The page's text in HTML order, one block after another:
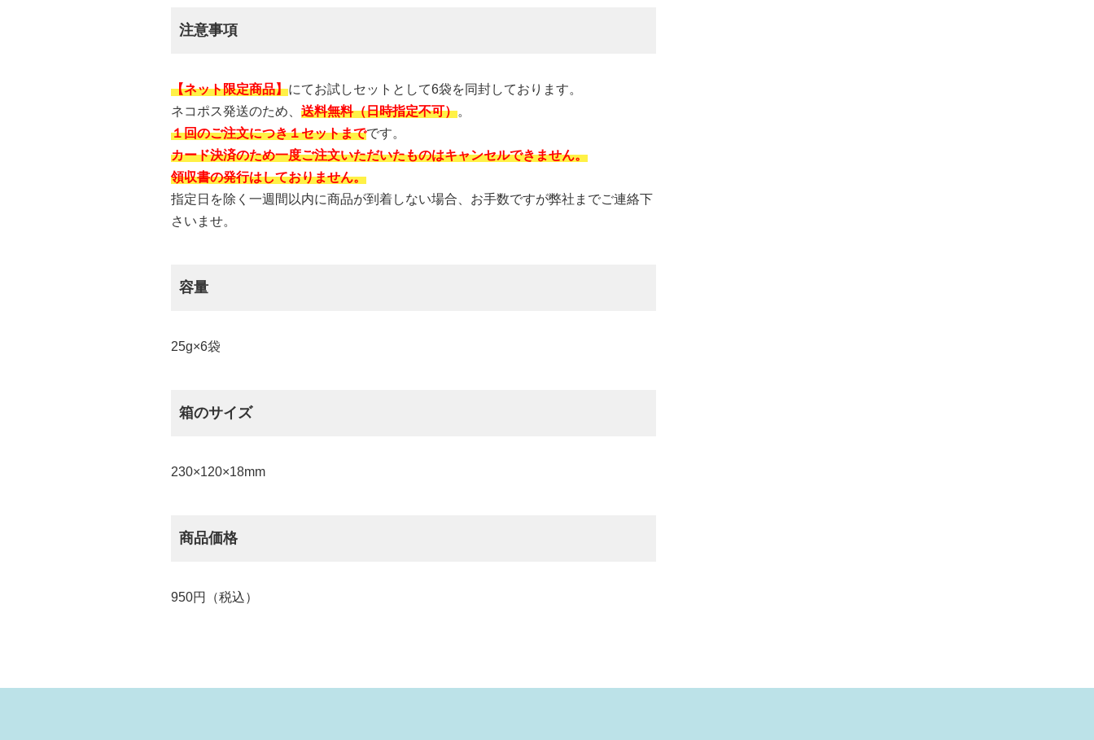
注意事項
【ネット限定商品】にてお試しセットとして6袋を同封しております。
ネコポス発送のため、 送料無料（日時指定不可）。
１回のご注文につき１セットまでです。
カード決済のため一度ご注文いただいたものはキャンセルできません。
領収書の発行はしておりません。
指定日を除く一週間以内に商品が到着しない場合、お手数ですが弊社までご連絡下
さいませ。
容量
25g×6袋
箱のサイズ
230×120×18mm
商品価格
950円（税込）